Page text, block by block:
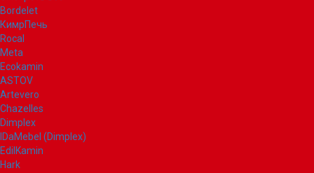
Bordelet
КимрПечь
Rocal
Meta
Ecokamin
ASTOV
Artevero
Chazelles
Dimplex
IDaMebel (Dimplex)
EdilKamin
Hark